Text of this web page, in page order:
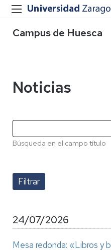
Campus de Huesca
Noticias
Búsqueda en el campo título
24/07/2026
Mesa redonda: «Libros y